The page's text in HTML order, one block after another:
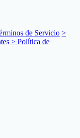
de Servicio >
> Política de